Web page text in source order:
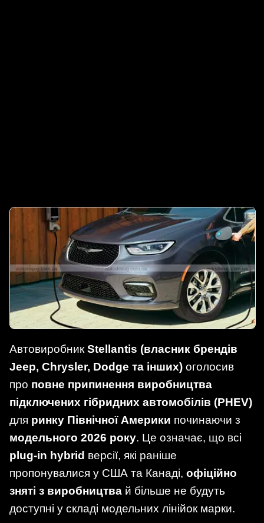
Автовиробник Stellantis (власник брендів
Jeep, Chrysler, Dodge та інших) оголосив
про повне припинення виробництва
підключених гібридних автомобілів (PHEV)
для ринку Північної Америки починаючи з
модельного 2026 року. Це означає, що всі
plug-in hybrid версії, які раніше
пропонувалися у США та Канаді, офіційно
зняті з виробництва й більше не будуть
доступні у складі модельних лінійок марки.